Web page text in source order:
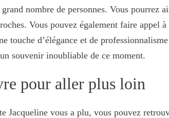
nombre de personnes. Vous pourrez
Vous pouvez également faire appel
touche d’élégance et de
souvenir inoubliable de ce moment.
pour aller plus loin
Jacqueline vous a plu, vous pouvez